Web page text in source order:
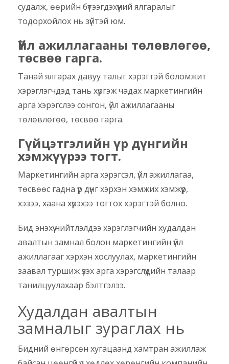
судалж, өөрийн бүтээгдэхүүний ялгаралыг
тодорхойлох нь зүйтэй юм.
Үйл ажиллагааны төлөвлөгөө,
төсвөө гарга.
Танай ялгарах давуу талыг хэрэгтэй боломжит
хэрэглэгчдэд тань хүргэж чадах маркетингийн
арга хэрэгслээ сонгон, үйл ажиллагааны
төлөвлөгөө, төсвөө гарга.
Гүйцэтгэлийн үр дүнгийн
хэмжүүрээ тогт.
Маркетингийн арга хэрэгсэл, үйл ажиллагаа,
төсвөөс гадна үр дүнг хэрхэн хэмжих хэмжүүр,
хэзээ, хаана хүрэхээ тогтох хэрэгтэй болно.
Бид энэхүү нийтлэлдээ хэрэглэгчийн худалдан
авалтын замнал болон маркетингийн үйл
ажиллагааг хэрхэн хослуулах, маркетингийн
заавал туршиж үзэх арга хэрэгслүүдийн талаар
танилцуулахаар бэлтгэлээ.
Худалдан авалтын
замналыг зураглах нь
Бидний өнгөрсөн хугацаанд хамтран ажиллаж